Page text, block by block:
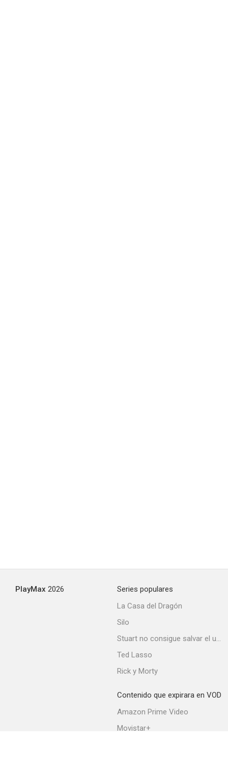
PlayMax 2026
Series populares
La Casa del Dragón
Silo
Stuart no consigue salvar el universo
Ted Lasso
Rick y Morty
Contenido que expirara en VOD
Amazon Prime Video
Movistar+